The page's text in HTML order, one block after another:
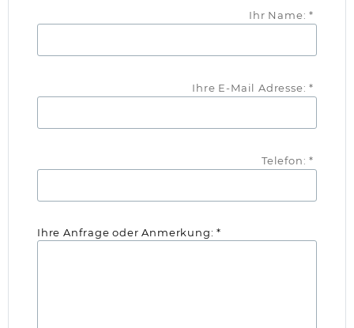
Ihr Name: *
Ihre E-Mail Adresse: *
Telefon: *
Ihre Anfrage oder Anmerkung: *